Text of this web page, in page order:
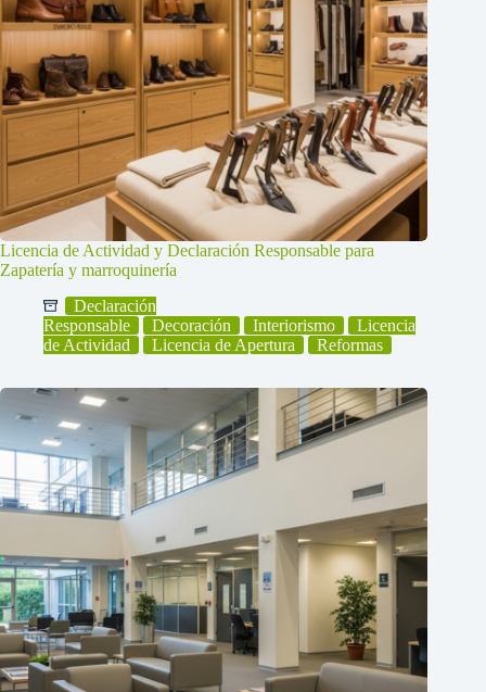
Licencia de Actividad y Declaración Responsable para
Zapatería y marroquinería
Declaración
Responsable
Decoración Interiorismo
Licencia
de Actividad
Licencia de Apertura Reformas